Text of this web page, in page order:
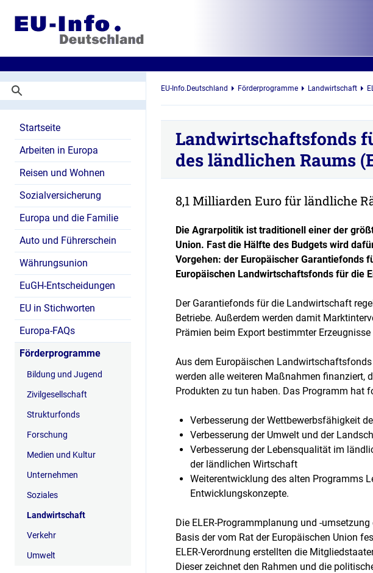
Startseite
Arbeiten in Europa
Reisen und Wohnen
Sozialversicherung
Europa und die Familie
Auto und Führerschein
Währungsunion
EuGH-Entscheidungen
EU in Stichworten
Europa-FAQs
Förderprogramme
Bildung und Jugend
Zivilgesellschaft
Strukturfonds
Forschung
Medien und Kultur
Unternehmen
Soziales
Landwirtschaft
Verkehr
Umwelt
EU-Info.Deutschland Förderprogramme Landwirtschaft
Landwirtschaftsfonds
des ländlichen Raums
8,1 Milliarden Euro für ländliche
Die Agrarpolitik ist traditionell einer der
Union. Fast die Hälfte des Budgets wird
Vorgehen: der Europäischer Garantiefonds
Europäischen Landwirtschaftsfonds für die
Der Garantiefonds für die Landwirtschaft
Betriebe. Außerdem werden damit
Prämien beim Export bestimmter
Aus dem Europäischen
werden alle weiteren Maßnahmen finanziert,
Produkten zu tun haben. Das Programm hat
Verbesserung der Wettbewerbsfähigkeit
Verbesserung der Umwelt und der
Verbesserung der Lebensqualität im
der ländlichen Wirtschaft
Weiterentwicklung des alten Programms
Entwicklungskonzepte.
Die ELER-Programmplanung und -
Basis der vom Rat der Europäischen Union
ELER-Verordnung erstellten die
Dieser zeichnet den Rahmen und die